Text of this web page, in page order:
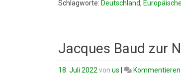
Schlagworte: Deutschland,
Jacques Baud zur
18. Juli 2022von us Kommentieren